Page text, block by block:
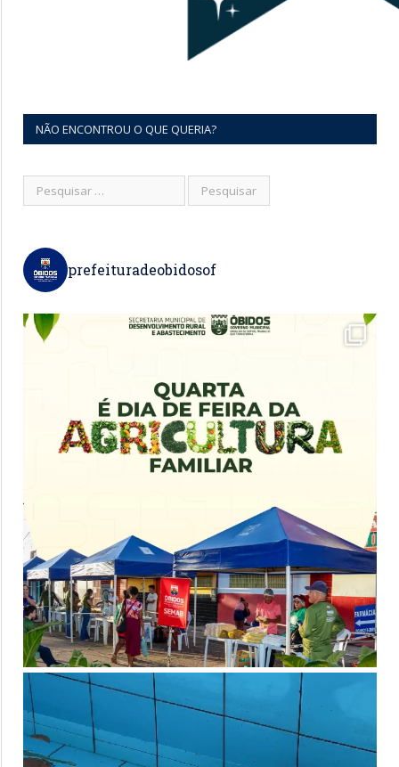
NÃO ENCONTROU O QUE QUERIA?
prefeituradeobidosof